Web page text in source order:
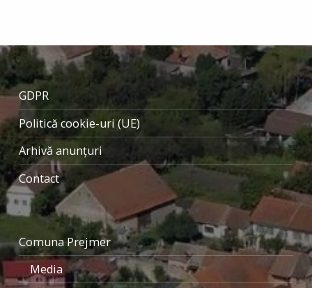
GDPR
Politică cookie-uri (UE)
Arhivă anunțuri
Contact
Comuna Prejmer
Media